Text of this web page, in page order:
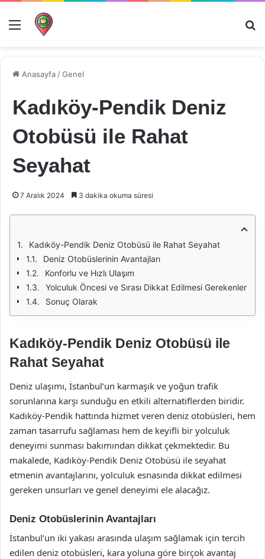
Menü
Anasayfa /Genel
Kadıköy-Pendik Deniz
Otobüsü ile Rahat
Seyahat
7 Aralık 2024 3 dakika okuma süresi
Kadıköy-Pendik Deniz Otobüsü ile Rahat Seyahat
Deniz Otobüslerinin Avantajları
Konforlu ve Hızlı Ulaşım
Yolculuk Öncesi ve Sırası Dikkat Edilmesi Gerekenler
Sonuç Olarak
Kadıköy-Pendik Deniz Otobüsü ile
Rahat Seyahat
Deniz ulaşımı, İstanbul’un karmaşık ve yoğun trafik
sorunlarına karşı sunduğu en etkili alternatiflerden biridir.
Kadıköy-Pendik hattında hizmet veren deniz otobüsleri, hem
zaman tasarrufu sağlaması hem de keyifli bir yolculuk
deneyimi sunması bakımından dikkat çekmektedir. Bu
makalede, Kadıköy-Pendik Deniz Otobüsü ile seyahat
etmenin avantajlarını, yolculuk esnasında dikkat edilmesi
gereken unsurları ve genel deneyimi ele alacağız.
Deniz Otobüslerinin Avantajları
İstanbul’un iki yakası arasında ulaşım sağlamak için tercih
edilen deniz otobüsleri, kara yoluna göre birçok avantaj